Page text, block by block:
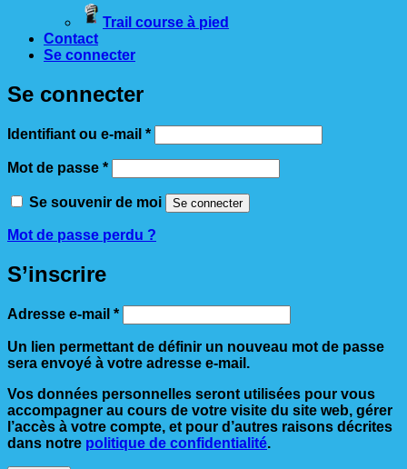
Trail course à pied
Contact
Se connecter
Se connecter
Identifiant ou e-mail *Obligatoire
Mot de passe *Obligatoire
Se souvenir de moi Se connecter
Mot de passe perdu ?
S’inscrire
Adresse e-mail *Obligatoire
Un lien permettant de définir un nouveau mot de passe
sera envoyé à votre adresse e-mail.
Vos données personnelles seront utilisées pour vous
accompagner au cours de votre visite du site web, gérer
l’accès à votre compte, et pour d’autres raisons décrites
dans notre politique de confidentialité.